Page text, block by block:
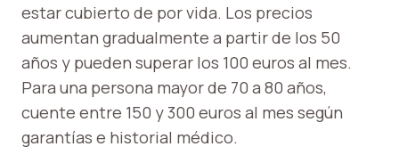
estar cubierto de por vida. Los precios
aumentan gradualmente a partir de los 50
años y pueden superar los 100 euros al mes.
Para una persona mayor de 70 a 80 años,
cuente entre 150 y 300 euros al mes según
garantías e historial médico.